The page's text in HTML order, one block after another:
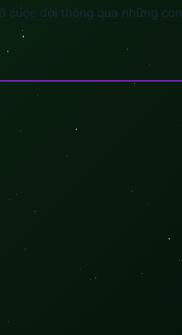
cuộc đời thông qua những con